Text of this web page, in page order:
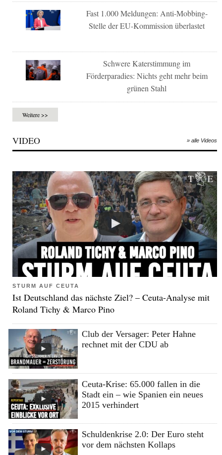
Fast 1.000 Meldungen: Anti-Mobbing-
Stelle der EU-Kommission überlastet
Schwere Katerstimmung im
Förderparadies: Nichts geht mehr beim
grünen Stahl
Weitere >>
VIDEO » alle Videos
STURM AUF CEUTA
Ist Deutschland das nächste Ziel? – Ceuta-Analyse mit
Roland Tichy & Marco Pino
Club der Versager: Peter Hahne
rechnet mit der CDU ab
Ceuta-Krise: 65.000 fallen in die
Stadt ein – wie Spanien ein neues
2015 verhindert
Schuldenkrise 2.0: Der Euro steht
vor dem nächsten Kollaps